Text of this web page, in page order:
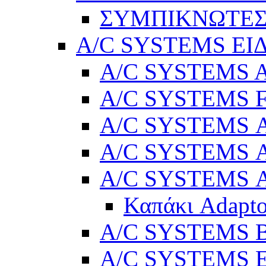
A/C SYSTEMS
A/C SYSTEMS
A/C SYSTEMS
A/C SYSTEMS
A/C SYSTEMS
A/C SYSTEMS
Καπάκι
A/C SYSTEMS
A/C SYSTEMS